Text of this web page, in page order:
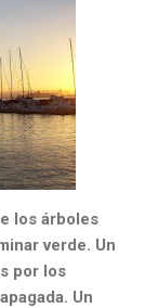
los árboles
verde. Un
por los
Un